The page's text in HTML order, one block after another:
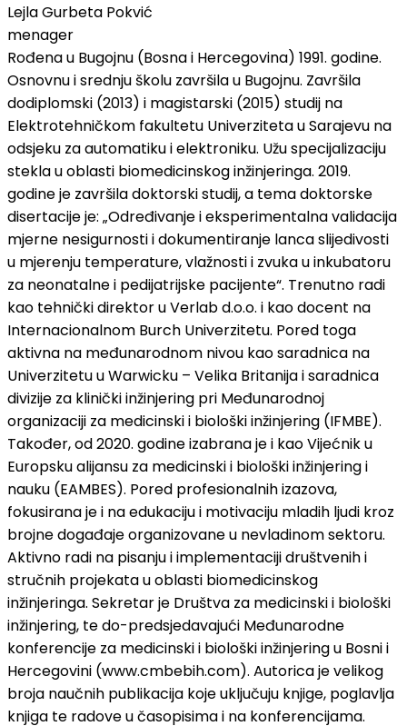
Lejla Gurbeta Pokvić
menager
Rođena u Bugojnu (Bosna i Hercegovina) 1991. godine.
Osnovnu i srednju školu završila u Bugojnu. Završila
dodiplomski (2013) i magistarski (2015) studij na
Elektrotehničkom fakultetu Univerziteta u Sarajevu na
odsjeku za automatiku i elektroniku. Užu specijalizaciju
stekla u oblasti biomedicinskog inžinjeringa. 2019.
godine je završila doktorski studij, a tema doktorske
disertacije je: „Određivanje i eksperimentalna validacija
mjerne nesigurnosti i dokumentiranje lanca slijedivosti
u mjerenju temperature, vlažnosti i zvuka u inkubatoru
za neonatalne i pedijatrijske pacijente“. Trenutno radi
kao tehnički direktor u Verlab d.o.o. i kao docent na
Internacionalnom Burch Univerzitetu. Pored toga
aktivna na međunarodnom nivou kao saradnica na
Univerzitetu u Warwicku – Velika Britanija i saradnica
divizije za klinički inžinjering pri Međunarodnoj
organizaciji za medicinski i biološki inžinjering (IFMBE).
Također, od 2020. godine izabrana je i kao Vijećnik u
Europsku alijansu za medicinski i biološki inžinjering i
nauku (EAMBES). Pored profesionalnih izazova,
fokusirana je i na edukaciju i motivaciju mladih ljudi kroz
brojne događaje organizovane u nevladinom sektoru.
Aktivno radi na pisanju i implementaciji društvenih i
stručnih projekata u oblasti biomedicinskog
inžinjeringa. Sekretar je Društva za medicinski i biološki
inžinjering, te do-predsjedavajući Međunarodne
konferencije za medicinski i biološki inžinjering u Bosni i
Hercegovini (www.cmbebih.com). Autorica je velikog
broja naučnih publikacija koje uključuju knjige, poglavlja
knjiga te radove u časopisima i na konferencijama.